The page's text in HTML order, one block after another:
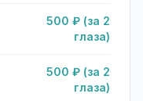
500 ₽ (за 2
глаза)
500 ₽ (за 2
глаза)